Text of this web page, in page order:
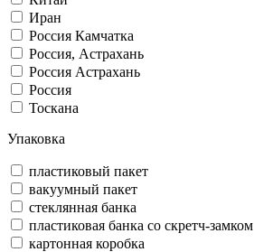
Иран
Россия Камчатка
Россия, Астрахань
Россия Астрахань
Россия
Тоскана
Упаковка
пластиковый пакет
вакуумный пакет
стеклянная банка
пластиковая банка со скретч-замком
картонная коробка